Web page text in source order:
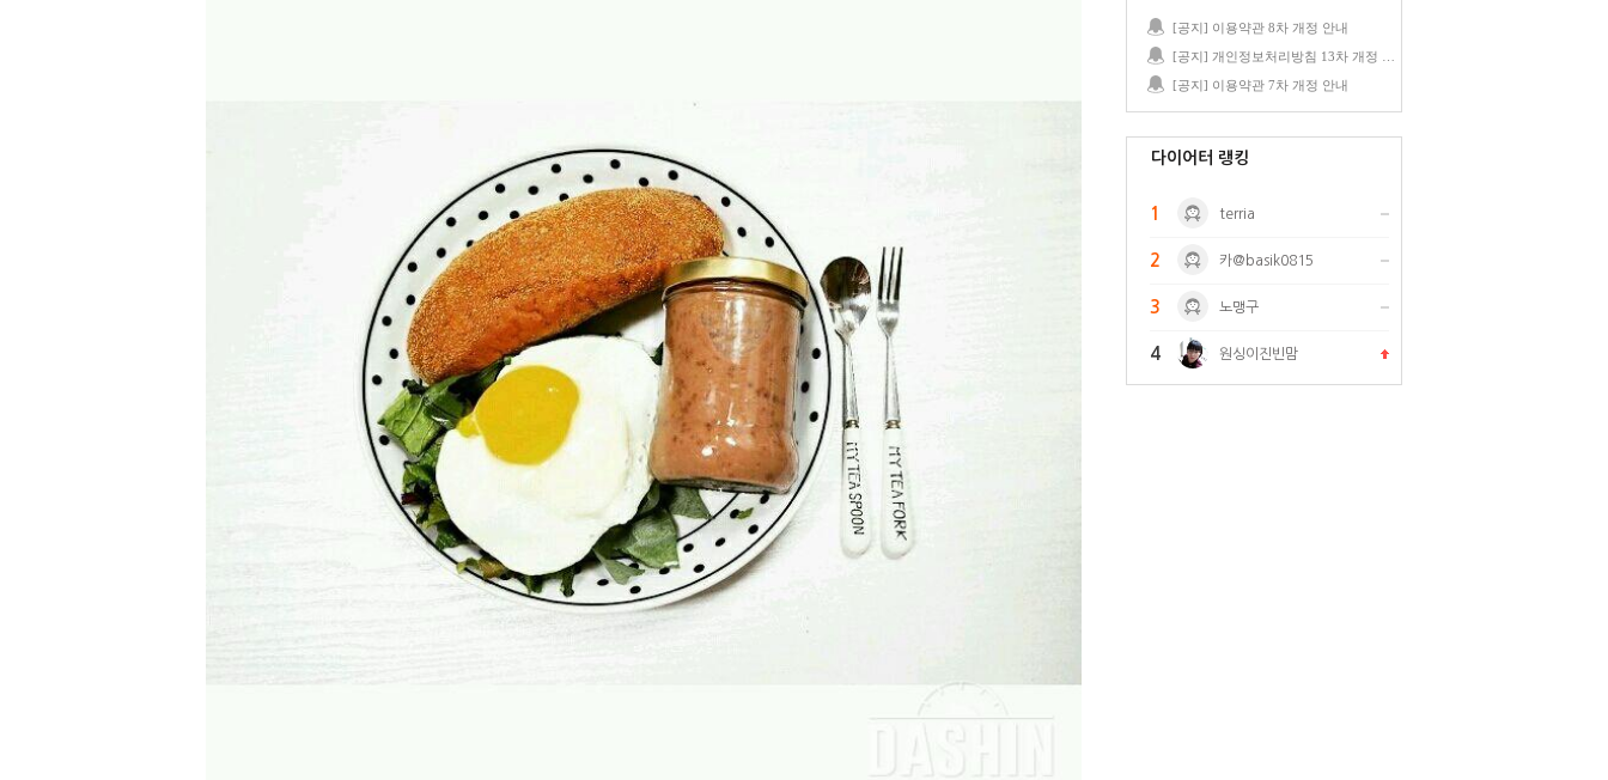
[공지] 이용약관 8차 개정 안내
[공지] 이용약관 7차 개정 안내
다이어터 랭킹
1 terria
2 카@basik0815
3 노맹구
4 원싱이진빈맘